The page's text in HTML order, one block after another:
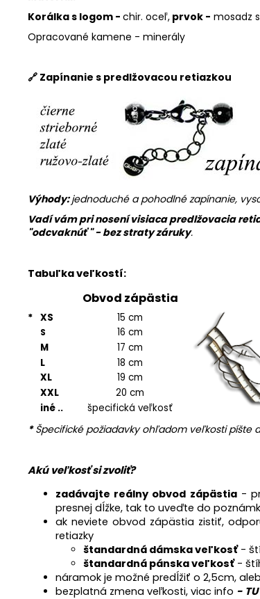
Korálka s logom - chir. oceľ, prvok - mosadz
Opracované kamene - minerály
🔗 Zapínanie s predlžovacou retiazkou
Výhody:jednoduché a pohodlné zapínanie,
Vadí vám pri nosení visiaca predlžovacia
"odcvaknúť " - bez straty záruky.
Tabuľka veľkostí:
Obvod zápästia
* XS 15 cm
S
16 cm
M
17 cm
L
18 cm
XL
19 cm
XXL
20 cm
iné ..
špecifická veľkosť
*Špecifické požiadavky ohľadom veľkosti píšte
Akú veľkosť si zvoliť?
zadávajte reálny obvod zápästia-
presnej dĺžke, tak to uveďte do
ak neviete obvod zápästia zistiť,
retiazky
štandardná dámska veľkosť-
štandardná pánska veľkosť-
náramok je možné predĺžiť o 2,5cm,
bezplatná zmena veľkosti, viac info -